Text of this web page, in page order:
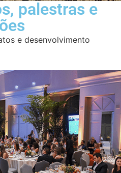
palestras e
e desenvolvimento